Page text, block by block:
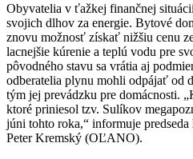
Obyvatelia v ťažkej finančnej
svojich dlhov za energie. Bytové
znovu možnosť získať nižšiu cenu
lacnejšie kúrenie a teplú vodu pre
pôvodného stavu sa vrátia aj
odberatelia plynu mohli odpájať od
tým jej prevádzku pre domácnosti.
ktoré priniesol tzv. Sulíkov
júni tohto roka,“ informuje
Peter Kremský (OĽANO).